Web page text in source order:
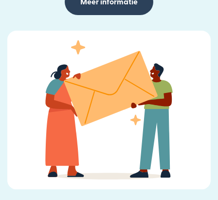
Meer informatie